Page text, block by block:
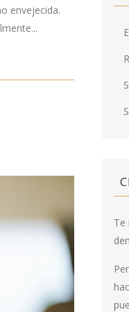
envejecida.
Te